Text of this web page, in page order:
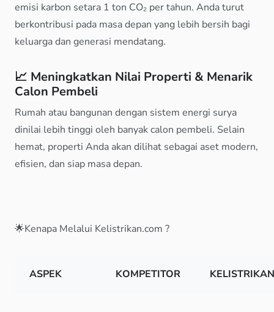
emisi karbon setara 1 ton CO₂ per tahun. Anda turut
berkontribusi pada masa depan yang lebih bersih bagi
keluarga dan generasi mendatang.
📈 Meningkatkan Nilai Properti & Menarik
Calon Pembeli
Rumah atau bangunan dengan sistem energi surya
dinilai lebih tinggi oleh banyak calon pembeli. Selain
hemat, properti Anda akan dilihat sebagai aset modern,
efisien, dan siap masa depan.
🌟Kenapa Melalui Kelistrikan.com ?
ASPEK KOMPETITOR